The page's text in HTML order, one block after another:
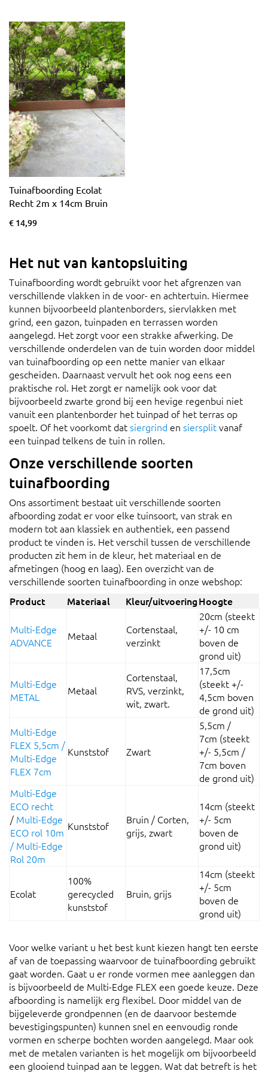
Tuinafboording Ecolat
Recht 2m x 14cm Bruin
€ 14,99
Het nut van kantopsluiting
Tuinafboording wordt gebruikt voor het afgrenzen van
verschillende vlakken in de voor- en achtertuin. Hiermee
kunnen bijvoorbeeld plantenborders, siervlakken met
grind, een gazon, tuinpaden en terrassen worden
aangelegd. Het zorgt voor een strakke afwerking. De
verschillende onderdelen van de tuin worden door middel
van tuinafboording op een nette manier van elkaar
gescheiden. Daarnaast vervult het ook nog eens een
praktische rol. Het zorgt er namelijk ook voor dat
bijvoorbeeld zwarte grond bij een hevige regenbui niet
vanuit een plantenborder het tuinpad of het terras op
spoelt. Of het voorkomt datsiergrind en siersplitvanaf
een tuinpad telkens de tuin in rollen.
Onze verschillende soorten
tuinafboording
Ons assortiment bestaat uit verschillende soorten
afboording zodat er voor elke tuinsoort, van strak en
modern tot aan klassiek en authentiek, een passend
product te vinden is. Het verschil tussen de verschillende
producten zit hem in de kleur, het materiaal en de
afmetingen (hoog en laag). Een overzicht van de
verschillende soorten tuinafboording in onze webshop:
Product
Materiaal Kleur/uitvoeringHoogte
Multi-Edge
ADVANCE
Metaal
Cortenstaal,
verzinkt
20cm (steekt
+/- 10 cm
boven de
grond uit)
Multi-Edge
METAL
Metaal
Cortenstaal,
RVS, verzinkt,
wit, zwart.
17,5cm
(steekt +/-
4,5cm boven
de grond uit)
Multi-Edge
FLEX 5,5cm /
Multi-Edge
FLEX 7cm
Kunststof Zwart
5,5cm /
7cm (steekt
+/- 5,5cm /
7cm boven
de grond uit)
Multi-Edge
ECO recht
/ Multi-Edge
ECO rol 10m
/ Multi-Edge
Rol 20m
Kunststof
Bruin / Corten,
grijs, zwart
14cm (steekt
+/- 5cm
boven de
grond uit)
Ecolat
100%
gerecycled
kunststof
Bruin, grijs
14cm (steekt
+/- 5cm
boven de
grond uit)
Voor welke variant u het best kunt kiezen hangt ten eerste
af van de toepassing waarvoor de tuinafboording gebruikt
gaat worden. Gaat u er ronde vormen mee aanleggen dan
is bijvoorbeeld de Multi-Edge FLEX een goede keuze. Deze
afboording is namelijk erg flexibel. Door middel van de
bijgeleverde grondpennen (en de daarvoor bestemde
bevestigingspunten) kunnen snel en eenvoudig ronde
vormen en scherpe bochten worden aangelegd. Maar ook
met de metalen varianten is het mogelijk om bijvoorbeeld
een glooiend tuinpad aan te leggen. Wat dat betreft is het